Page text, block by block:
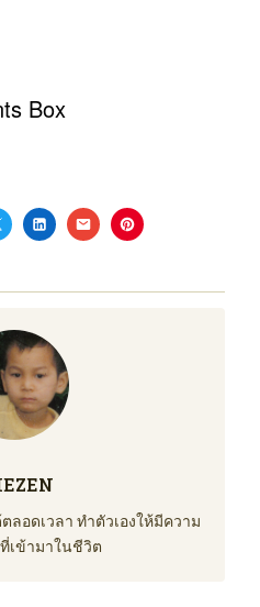
Box
อดเวลา ทำตัวเองให้มีความ
เข้ามาในชีวิต